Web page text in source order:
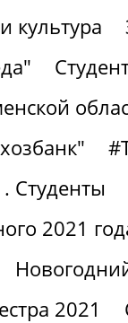
культура
Студенты
2021
2021